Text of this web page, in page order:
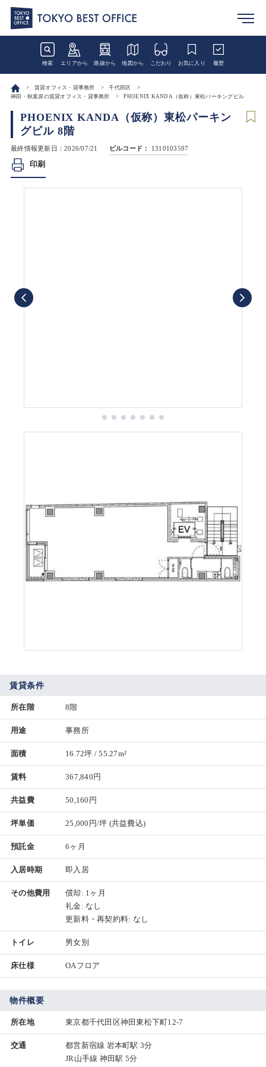
検索 エリアから 路線から 地図から こだわり お気に入り 履歴
賃貸オフィス・貸事務所
千代田区
神田・秋葉原の賃貸オフィス・貸事務所
PHOENIX KANDA（仮称）東松パーキングビル
PHOENIX KANDA（仮称）東松パーキン
グビル 8階
最終情報更新日：2026/07/21 ビルコード： 1310103597
印刷
賃貸条件
所在階 8階
用途 事務所
面積 16.72坪 / 55.27m²
賃料 367,840円
共益費 50,160円
坪単価 25,000円/坪 (共益費込)
預託金 6ヶ月
入居時期 即入居
その他費用
償却: 1ヶ月
礼金: なし
更新料・再契約料: なし
トイレ 男女別
床仕様 OAフロア
物件概要
所在地 東京都千代田区神田東松下町12-7
交通
都営新宿線 岩本町駅 3分
JR山手線 神田駅 5分